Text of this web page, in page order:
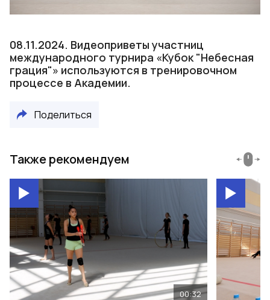
08.11.2024. Видеоприветы участниц
международного турнира «Кубок "Небесная
грация"» используются в тренировочном
процессе в Академии.
Поделиться
Также рекомендуем
00:32